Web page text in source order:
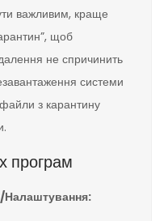
важливим, краще
щоб
не спричинить
системи
файли з карантину
програм
Налаштування: